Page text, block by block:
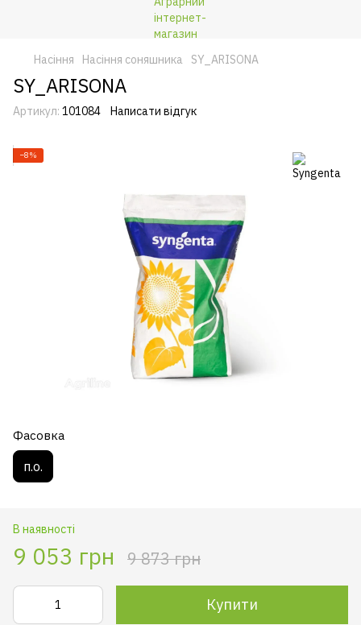
Насіння Насіння соняшника SY_ARISONA
SY_ARISONA
Артикул: 101084 Написати відгук
−8%
Фасовка
п.о.
В наявності
9 053 грн 9 873 грн
Купити